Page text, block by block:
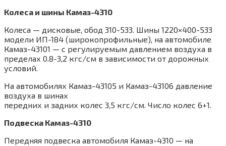
Колеса и шины Камаз-4310
Колеса — дисковые, обод 310-533. Шины 1220×400-533
модели ИП-184 (широкопрофильные), на автомобиле
Камаз-43101 — с регулируемым давлением воздуха в
пределах 0.8-3,2 кгс/см в зависимости от дорожных
условий.
На автомобилях Камаз-43105 и Камаз-43106 давление
воздуха в шинах
передних и задних колес 3,5 кгс/см. Число колес 6+1.
Подвеска Камаз-4310
Передняя подвеска автомобиля Камаз-4310 — на